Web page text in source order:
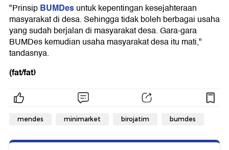
"PrinsipBUMDesuntuk kepentingan kesejahteraan
masyarakat di desa. Sehingga tidak boleh berbagai usaha
yang sudah berjalan di masyarakat desa. Gara-gara
BUMDes kemudian usaha masyarakat desa itu mati,"
tandasnya.
(fat/fat)
mendes minimarket birojatim bumdes